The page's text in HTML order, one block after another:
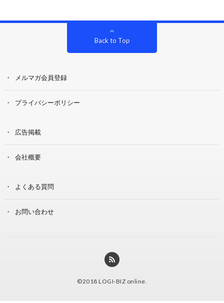
Back to Top
メルマガ会員登録
プライバシーポリシー
広告掲載
会社概要
よくある質問
お問い合わせ
©2018 LOGI-BIZ online